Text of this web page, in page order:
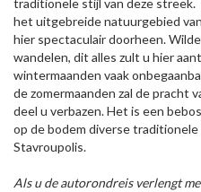
traditionele stijl van deze
het uitgebreide natuurgebied
hier spectaculair doorheen.
wandelen, dit alles zult u hier
wintermaanden vaak
de zomermaanden zal de pracht
deel u verbazen. Het is een
op de bodem diverse
Stavroupolis.
Als u de autorondreis verlengt